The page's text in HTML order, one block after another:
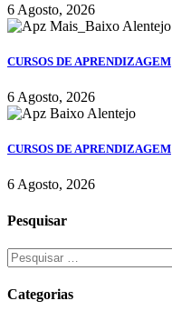
6 Agosto, 2026
CURSOS DE APRENDIZAGEM
6 Agosto, 2026
CURSOS DE APRENDIZAGEM
6 Agosto, 2026
Pesquisar
Categorias